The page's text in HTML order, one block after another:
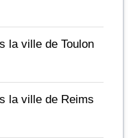
la ville de Toulon
la ville de Reims